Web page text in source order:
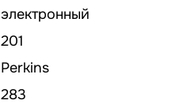
электронный
201
Perkins
283